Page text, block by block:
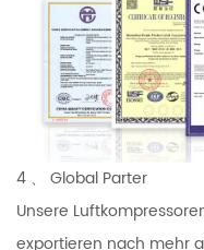
4 、 Global Parter
Unsere
exportieren nach mehr